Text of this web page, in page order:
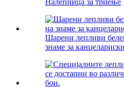
Налепница за триење
Шарени лепливи
знаме за